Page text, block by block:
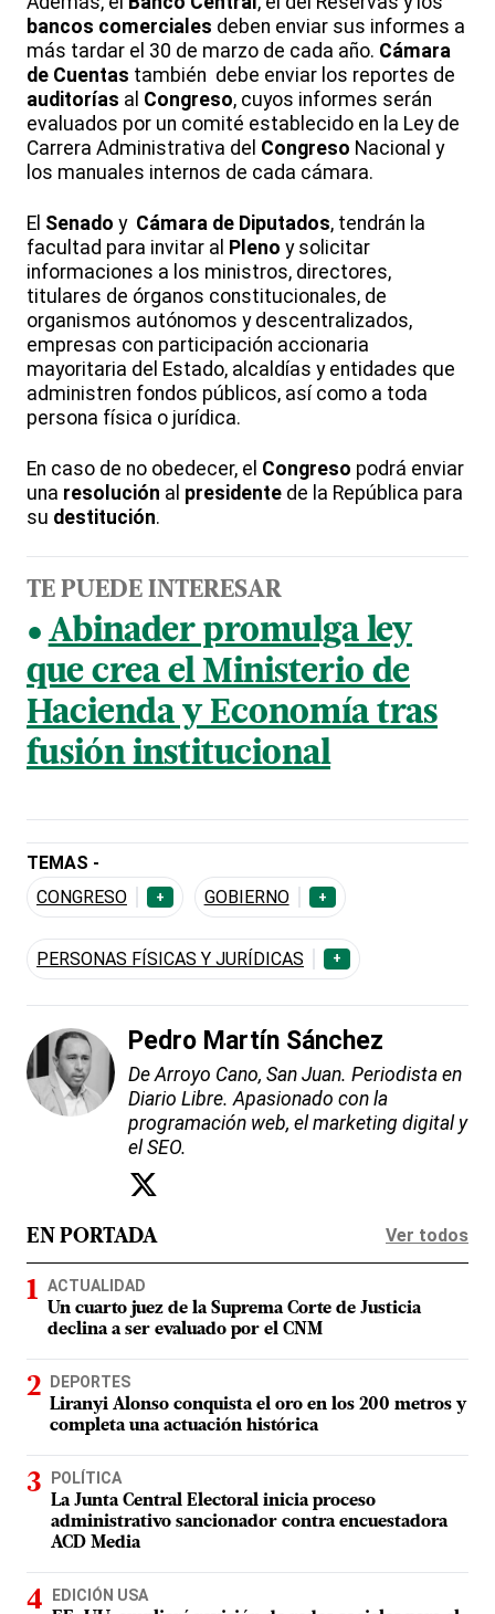
bancos comerciales deben enviar sus informes a
más tardar el 30 de marzo de cada año. Cámara
de Cuentas también debe enviar los reportes de
auditorías al Congreso, cuyos informes serán
evaluados por un comité establecido en la Ley de
Carrera Administrativa del Congreso Nacional y
los manuales internos de cada cámara.
El Senado y Cámara de Diputados, tendrán la
facultad para invitar al Pleno y solicitar
informaciones a los ministros, directores,
titulares de órganos constitucionales, de
organismos autónomos y descentralizados,
empresas con participación accionaria
mayoritaria del Estado, alcaldías y entidades que
administren fondos públicos, así como a toda
persona física o jurídica.
En caso de no obedecer, el Congreso podrá enviar
una resolución al presidente de la República para
su destitución.
TE PUEDE INTERESAR
Abinader promulga ley
que crea el Ministerio de
Hacienda y Economía tras
fusión institucional
TEMAS -
CONGRESO
+ GOBIERNO +
PERSONAS FÍSICAS Y JURÍDICAS +
Pedro Martín Sánchez
De Arroyo Cano, San Juan. Periodista en
Diario Libre. Apasionado con la
programación web, el marketing digital y
el SEO.
EN PORTADA Ver todos
ACTUALIDAD
Un cuarto juez de la Suprema Corte de Justicia
declina a ser evaluado por el CNM
DEPORTES
Liranyi Alonso conquista el oro en los 200 metros y
completa una actuación histórica
POLÍTICA
La Junta Central Electoral inicia proceso
administrativo sancionador contra encuestadora
ACD Media
EDICIÓN USA